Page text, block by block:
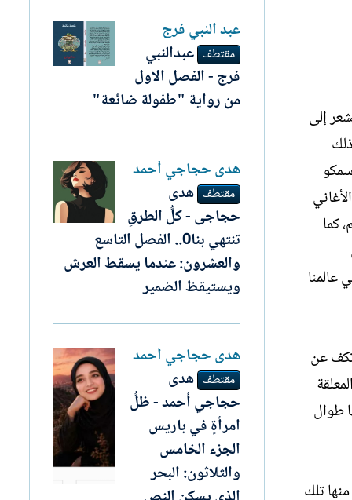
إلى
كما
عالمنا
تكف عن
طوال
تلك
عبد النبي فرج
مقتطف عبدالنبي
فرج - الفصل الاول
من رواية "طفولة ضائعة"
ھدى حجاجي أحمد
مقتطف هدى
حجاجى - كلُّ الطرقِ
تنتهي بنا0.. الفصل التاسع
والعشرون: عندما يسقط العرش
ويستيقظ الضمير
ھدى حجاجي أحمد
مقتطف ھدى
حجاجي أحمد - ظلُّ
امرأةٍ في باريس
الجزء الخامس
والثلاثون: البحر